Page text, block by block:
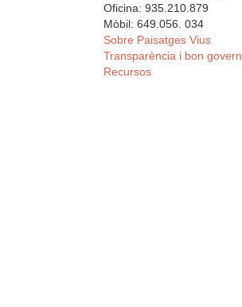
Oficina: 935.210.879
Mòbil: 649.056. 034
Sobre Paisatges Vius
Transparència i bon govern
Recursos